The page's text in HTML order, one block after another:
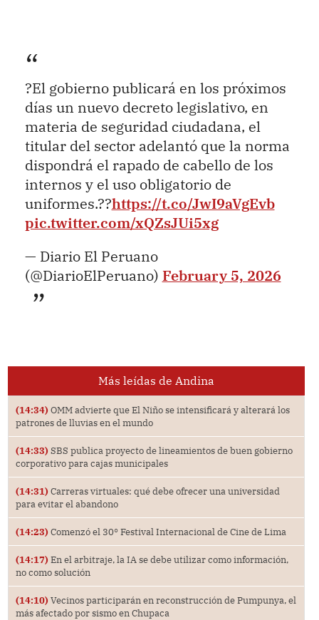
?El gobierno publicará en los próximos
días un nuevo decreto legislativo, en
materia de seguridad ciudadana, el
titular del sector adelantó que la norma
dispondrá el rapado de cabello de los
internos y el uso obligatorio de
uniformes.??https://t.co/JwI9aVgEvb
pic.twitter.com/xQZsJUi5xg
— Diario El Peruano
(@DiarioElPeruano) February 5, 2026
Más leídas de Andina
(14:34) OMM advierte que El Niño se intensificará y alterará los
patrones de lluvias en el mundo
(14:33) SBS publica proyecto de lineamientos de buen gobierno
corporativo para cajas municipales
(14:31) Carreras virtuales: qué debe ofrecer una universidad
para evitar el abandono
(14:23) Comenzó el 30° Festival Internacional de Cine de Lima
(14:17) En el arbitraje, la IA se debe utilizar como información,
no como solución
(14:10) Vecinos participarán en reconstrucción de Pumpunya, el
más afectado por sismo en Chupaca